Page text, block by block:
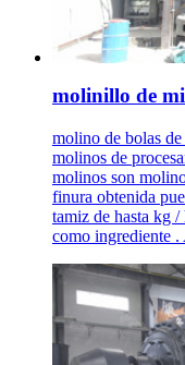
molinillo de
molino de bolas
molinos de
molinos son
finura obtenida
tamiz de hasta kg
como ingrediente .